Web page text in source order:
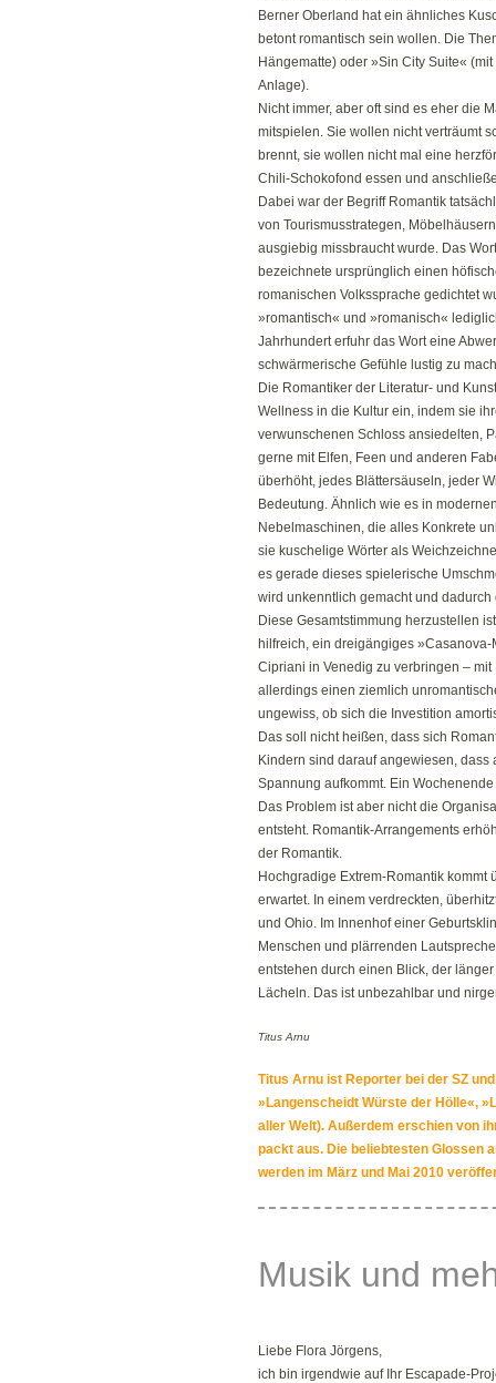
Berner Oberland hat ein ähnliches
betont romantisch sein wollen. Die
Hängematte) oder »Sin City Suite«
Anlage).
Nicht immer, aber oft sind es eher die
mitspielen. Sie wollen nicht verträumt
brennt, sie wollen nicht mal eine
Chili-Schokofond essen und
Dabei war der Begriff Romantik
von Tourismusstrategen,
ausgiebig missbraucht wurde. Das
bezeichnete ursprünglich einen
romanischen Volkssprache gedichtet
»romantisch« und »romanisch«
Jahrhundert erfuhr das Wort eine
schwärmerische Gefühle lustig zu
Die Romantiker der Literatur- und
Wellness in die Kultur ein, indem sie
verwunschenen Schloss ansiedelten,
gerne mit Elfen, Feen und anderen
überhöht, jedes Blättersäuseln, jeder
Bedeutung. Ähnlich wie es in
Nebelmaschinen, die alles Konkrete
sie kuschelige Wörter als
es gerade dieses spielerische
wird unkenntlich gemacht und dadurch
Diese Gesamtstimmung herzustellen
hilfreich, ein dreigängiges
Cipriani in Venedig zu verbringen –
allerdings einen ziemlich
ungewiss, ob sich die Investition
Das soll nicht heißen, dass sich
Kindern sind darauf angewiesen,
Spannung aufkommt. Ein
Das Problem ist aber nicht die
entsteht. Romantik-Arrangements
der Romantik.
Hochgradige Extrem-Romantik kommt
erwartet. In einem verdreckten,
und Ohio. Im Innenhof einer
Menschen und plärrenden
entstehen durch einen Blick, der
Lächeln. Das ist unbezahlbar und
Titus Arnu
Titus Arnu ist Reporter bei der SZ
»Langenscheidt Würste der Hölle«,
aller Welt). Außerdem erschien von
packt aus. Die beliebtesten Glossen
werden im März und Mai 2010
Musik und
Liebe Flora Jörgens,
ich bin irgendwie auf Ihr Escapade-